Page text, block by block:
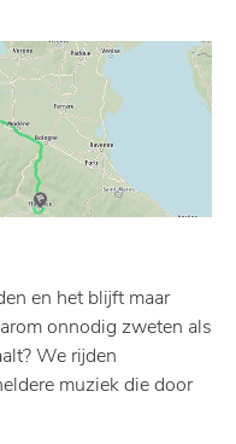
en het blijft maar
onnodig zweten als
We rijden
muziek die door